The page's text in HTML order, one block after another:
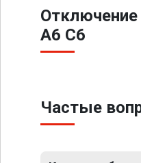
A6 C6
Частые